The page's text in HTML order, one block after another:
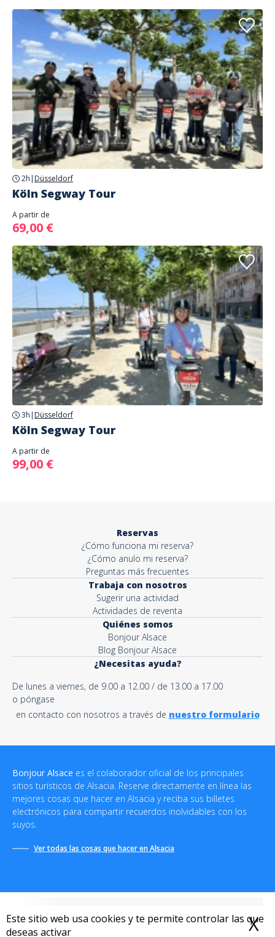
Este sitio web usa cookies y te permite controlar las que
deseas activar
X
2h | Düsseldorf
Köln Segway Tour
A partir de
69,00 €
3h | Düsseldorf
Köln Segway Tour
A partir de
99,00 €
Reservas
¿Cómo funciona mi reserva?
¿Cómo anulo mi reserva?
Preguntas más frecuentes
Trabaja con nosotros
Sugerir una actividad
Actividades de reventa
Quiénes somos
Bonjour Alsace
Blog Bonjour Alsace
¿Necesitas ayuda?
De lunes a viernes, de 9.00 a 12.00 / de 13.00 a 17.00
o póngase
en contacto con nosotros a través de nuestro formulario
Bonjour Alsace es el colaborador oficial de los principales
sitios turísticos de Alsacia. Reserve directamente en línea las
mejores cosas que hacer en Alsacia y reciba sus billetes
electrónicos para compartir recuerdos inolvidables con los
suyos.
Ver todas las cosas que hacer en Alsacia
Condiciones generales de venta -